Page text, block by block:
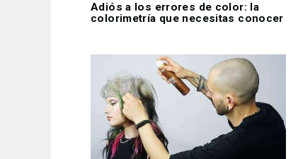
Adiós a los errores de color: la
colorimetría que necesitas conocer